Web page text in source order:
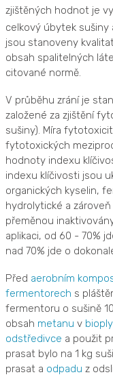
zjištěných hodnot je
celkový úbytek
jsou stanoveny
obsah spalitelných
citované normě.
V průběhu zrání je
založené za zjištění
sušiny). Míra
fytotoxických
hodnoty indexu
indexu klíčivosti jsou
organických kyselin,
hydrolytické a
přeměnou
aplikaci, od 60 - 70%
nad 70% jde o
Před aerobním
fermentorech s
fermentoru o sušině
obsah metanu v
odstředivce a použit
prasat bylo na 1 kg
prasat a odpadu z